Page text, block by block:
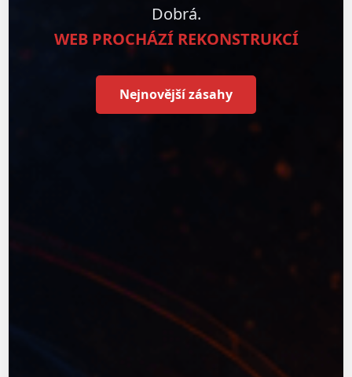
Dobrá.
WEB PROCHÁZÍ REKONSTRUKCÍ
Nejnovější zásahy